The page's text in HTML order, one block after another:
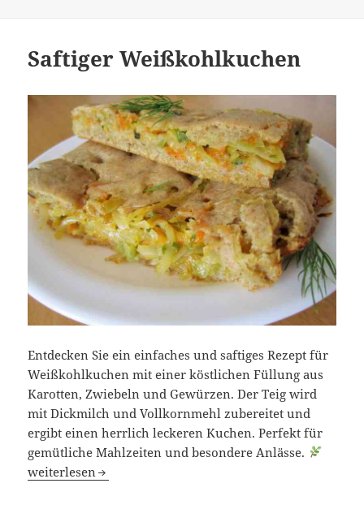
Saftiger Weißkohlkuchen
Entdecken Sie ein einfaches und saftiges Rezept für
Weißkohlkuchen mit einer köstlichen Füllung aus
Karotten, Zwiebeln und Gewürzen. Der Teig wird
mit Dickmilch und Vollkornmehl zubereitet und
ergibt einen herrlich leckeren Kuchen. Perfekt für
gemütliche Mahlzeiten und besondere Anlässe.
Saftiger Weißkohlkuchen
weiterlesen